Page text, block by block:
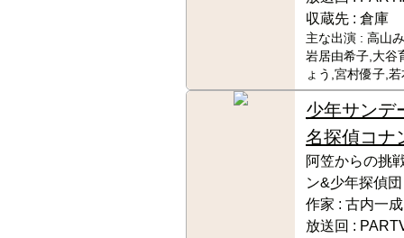
収蔵先 : 倉庫
主な出演 : 高山
岩居由希子,大谷
ょう,宮村優子,
少年サンデ
名探偵コナ
阿笠からの挑
ン&少年探偵団
作家 : 古内一成
放送回 :